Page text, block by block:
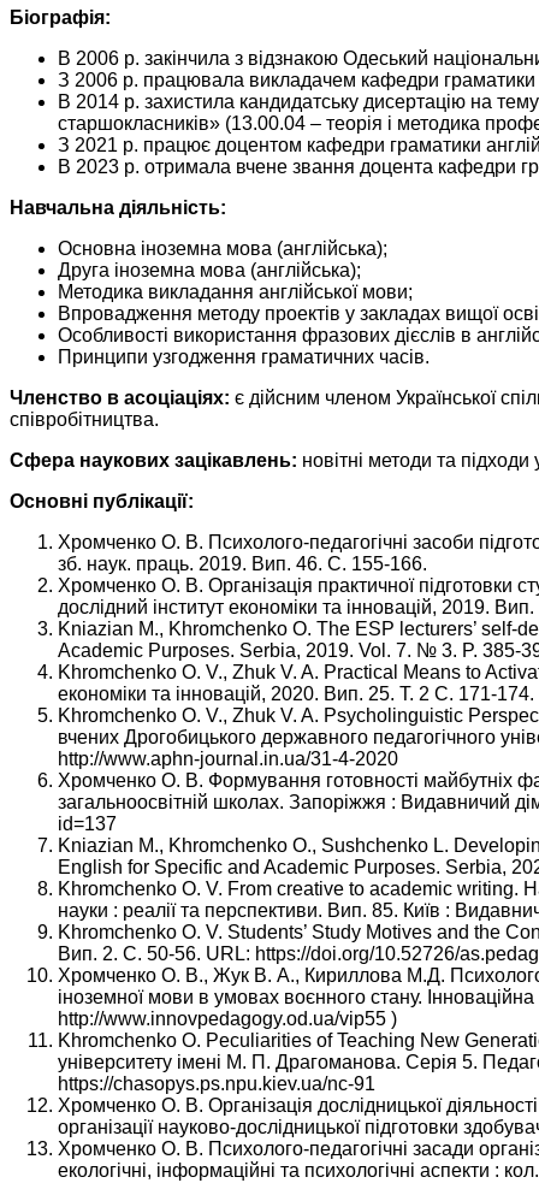
Біографія:
В 2006 р. закінчила з відзнакою Одеський
З 2006 р. працювала викладачем кафедри граматики
В 2014 р. захистила кандидатську дисертацію на тему
старшокласників» (13.00.04 – теорія і методика
З 2021 р. працює доцентом кафедри граматики
В 2023 р. отримала вчене звання доцента кафедри
Навчальна діяльність:
Основна іноземна мова (англійська);
Друга іноземна мова (англійська);
Методика викладання англійської мови;
Впровадження методу проектів у закладах вищої
Особливості використання фразових дієслів в
Принципи узгодження граматичних часів.
Членство в асоціаціях: є дійсним членом Української
співробітництва.
Сфера наукових зацікавлень: новітні методи та
Основні публікації:
Хромченко О. В. Психолого-педагогічні засоби
зб. наук. праць. 2019. Вип. 46. С. 155-166.
Хромченко О. В. Організація практичної підготовки
дослідний інститут економіки та інновацій, 2019.
Kniazian M., Khromchenko O. The ESP lecturers’
Academic Purposes. Serbia, 2019. Vol. 7. № 3. P. 385-
Khromchenko O. V., Zhuk V. A. Practical Means to
економіки та інновацій, 2020. Вип. 25. Т. 2 С. 171-
Khromchenko O. V., Zhuk V. A. Psycholinguistic
вчених Дрогобицького державного педагогічного
http://www.aphn-journal.in.ua/31-4-2020
Хромченко О. В. Формування готовності майбутніх
загальноосвітній школах. Запоріжжя : Видавничий
id=137
Kniazian M., Khromchenko O., Sushchenko L.
English for Specific and Academic Purposes. Serbia,
Khromchenko O. V. From creative to academic writing.
науки : реалії та перспективи. Вип. 85. Київ :
Khromchenko O. V. Students’ Study Motives and the
Вип. 2. С. 50-56. URL: https://doi.org/10.52726/
Хромченко О. В., Жук В. А., Кириллова М.Д. Психолого-
іноземної мови в умовах воєнного стану.
http://www.innovpedagogy.od.ua/vip55 )
Khromchenko O. Peculiarities of Teaching New
університету імені М. П. Драгоманова. Серія 5.
https://chasopys.ps.npu.kiev.ua/nc-91
Хромченко О. В. Організація дослідницької
організації науково-дослідницької підготовки
Хромченко О. В. Психолого-педагогічні засади
екологічні, інформаційні та психологічні аспекти :